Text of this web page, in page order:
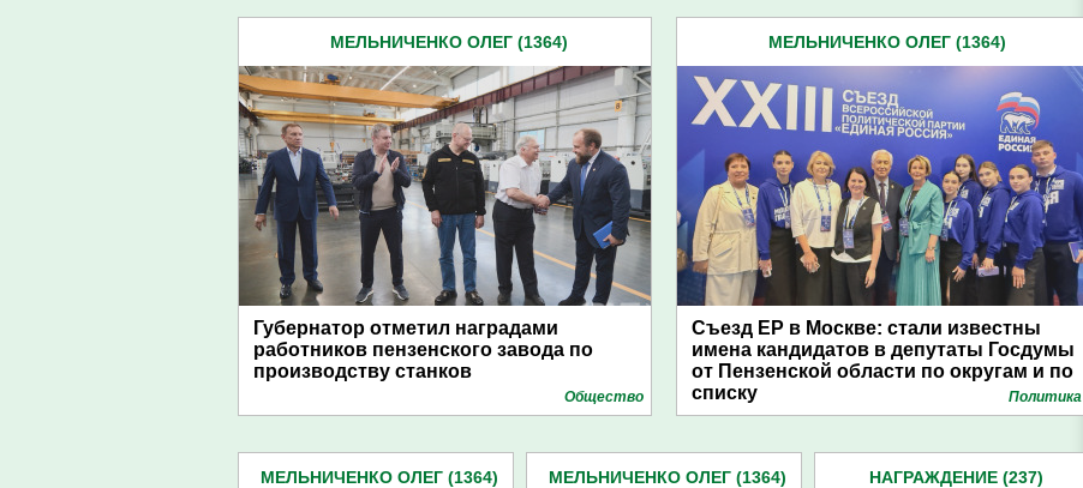
МЕЛЬНИЧЕНКО ОЛЕГ (1364)
Губернатор отметил наградами
работников пензенского завода по
производству станков
Общество
МЕЛЬНИЧЕНКО ОЛЕГ (1364)
Съезд ЕР в Москве: стали известны
имена кандидатов в депутаты Госдумы
от Пензенской области по округам и по
списку
Политика
МЕЛЬНИЧЕНКО ОЛЕГ (1364) МЕЛЬНИЧЕНКО ОЛЕГ (1364) НАГРАЖДЕНИЕ (237)